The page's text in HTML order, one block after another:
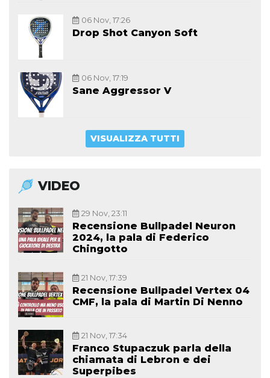
06 Nov, 17:26
Drop Shot Canyon Soft
06 Nov, 17:19
Sane Aggressor V
VISUALIZZA TUTTI
VIDEO
29 Nov, 23:11
Recensione Bullpadel Neuron
2024, la pala di Federico
Chingotto
21 Nov, 17:39
Recensione Bullpadel Vertex 04
CMF, la pala di Martin Di Nenno
21 Nov, 17:34
Franco Stupaczuk parla della
chiamata di Lebron e dei
Superpibes